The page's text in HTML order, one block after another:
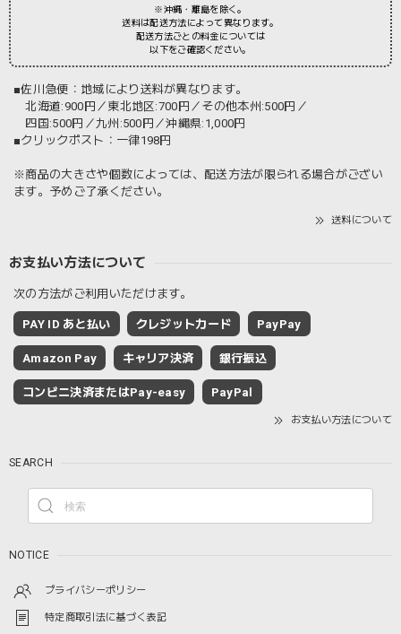
※沖縄・離島を除く。
送料は配送方法によって異なります。
配送方法ごとの料金については
以下をご確認ください。
■佐川急便：地域により送料が異なります。
北海道:900円／東北地区:700円／その他本州:500円／
四国:500円／九州:500円／沖縄県:1,000円
■クリックポスト：一律198円
※商品の大きさや個数によっては、配送方法が限られる場合がござい
ます。予めご了承ください。
送料について
お支払い方法について
次の方法がご利用いただけます。
PAY ID あと払い クレジットカード PayPay
Amazon Pay キャリア決済 銀行振込
コンビニ決済またはPay-easy PayPal
お支払い方法について
SEARCH
NOTICE
プライバシーポリシー
特定商取引法に基づく表記